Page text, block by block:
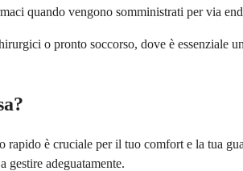
quando vengono somministrati per via
o pronto soccorso, dove è essenziale
è cruciale per il tuo comfort e la tua
adeguatamente.